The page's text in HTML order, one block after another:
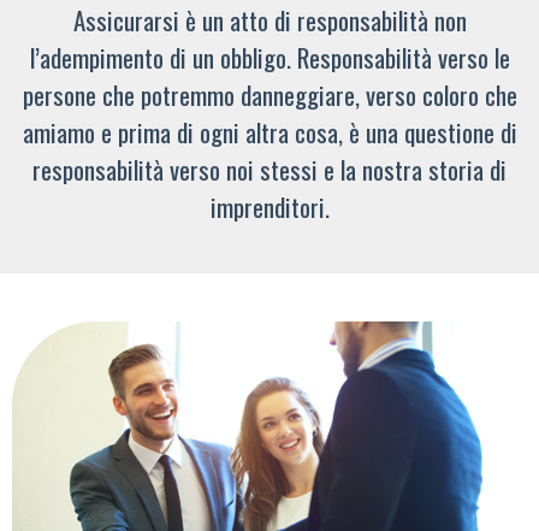
Assicurarsi è un atto di responsabilità non
l’adempimento di un obbligo. Responsabilità verso le
persone che potremmo danneggiare, verso coloro che
amiamo e prima di ogni altra cosa, è una questione di
responsabilità verso noi stessi e la nostra storia di
imprenditori.